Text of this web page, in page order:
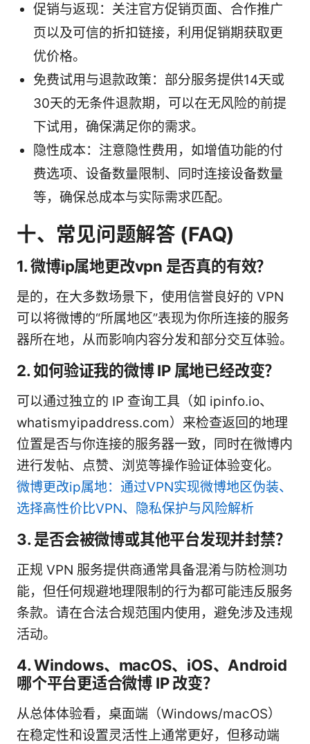
促销与返现：关注官方促销页面、合作推广
页以及可信的折扣链接，利用促销期获取更
优价格。
免费试用与退款政策：部分服务提供14天或
30天的无条件退款期，可以在无风险的前提
下试用，确保满足你的需求。
隐性成本：注意隐性费用，如增值功能的付
费选项、设备数量限制、同时连接设备数量
等，确保总成本与实际需求匹配。
十、常见问题解答 (FAQ)
1. 微博ip属地更改vpn 是否真的有效？
是的，在大多数场景下，使用信誉良好的 VPN
可以将微博的“所属地区”表现为你所连接的服务
器所在地，从而影响内容分发和部分交互体验。
2. 如何验证我的微博 IP 属地已经改变？
可以通过独立的 IP 查询工具（如 ipinfo.io、
whatismyipaddress.com）来检查返回的地理
位置是否与你连接的服务器一致，同时在微博内
进行发帖、点赞、浏览等操作验证体验变化。
微博更改ip属地：通过VPN实现微博地区伪装、
选择高性价比VPN、隐私保护与风险解析
3. 是否会被微博或其他平台发现并封禁？
正规 VPN 服务提供商通常具备混淆与防检测功
能，但任何规避地理限制的行为都可能违反服务
条款。请在合法合规范围内使用，避免涉及违规
活动。
4. Windows、macOS、iOS、Android
哪个平台更适合微博 IP 改变？
从总体体验看，桌面端（Windows/macOS）
在稳定性和设置灵活性上通常更好，但移动端